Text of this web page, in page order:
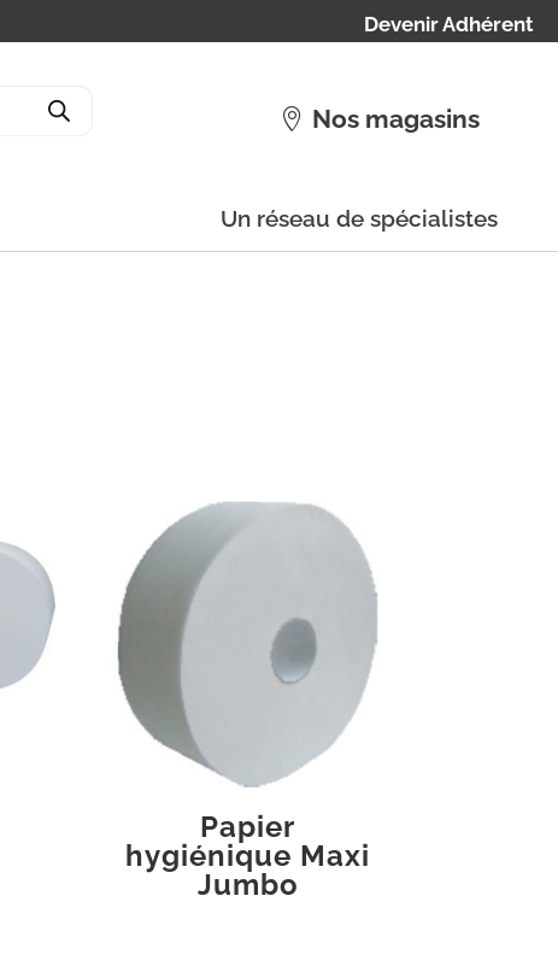
Devenir Adhérent
Nos magasins
Un réseau de spécialistes
Papier
hygiénique Maxi
Jumbo